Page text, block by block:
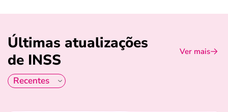
Últimas atualizações
de INSS
Ver mais